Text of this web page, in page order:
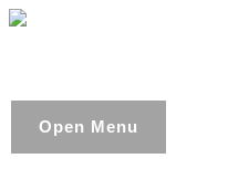
Open Menu